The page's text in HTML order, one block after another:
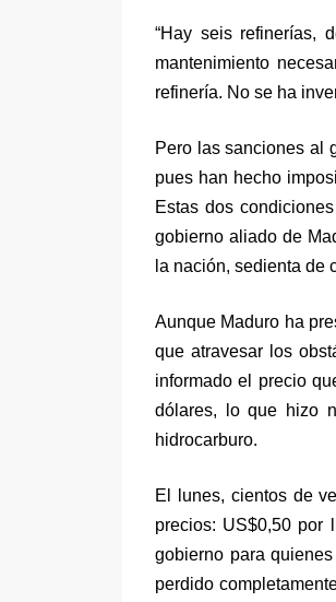
“Hay seis refinerías,
mantenimiento
refinería. No se ha
Pero las sanciones al
pues han hecho
Estas dos
gobierno aliado de
la nación, sedienta de
Aunque Maduro ha
que atravesar los
informado el precio
dólares, lo que hizo
hidrocarburo.
El lunes, cientos de
precios: US$0,50 por
gobierno para
perdido